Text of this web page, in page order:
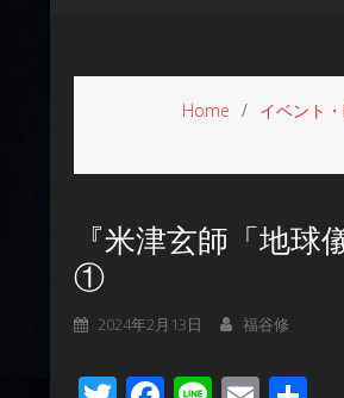
Home イベント
『米津玄師「地
①
2024年2月13日 福谷修